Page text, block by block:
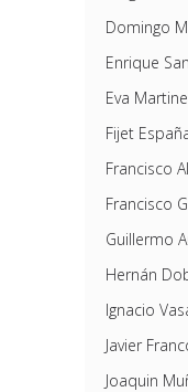
Domingo
Enrique
Eva
Fijet
Francisco
Francisco
Guillermo
Hernán
Ignacio
Javier
Joaquin